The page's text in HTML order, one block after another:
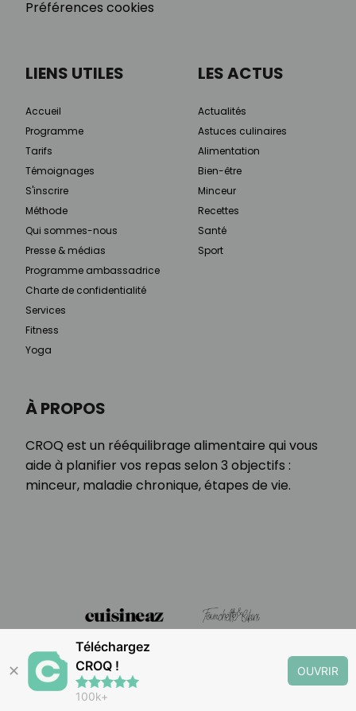
Préférences cookies
À PROPOS
CROQ est un rééquilibrage alimentaire qui vous
aide à planifier vos repas selon 3 objectifs :
minceur, maladie chronique, étapes de vie.
LIENS UTILES
Accueil
Programme
Tarifs
Témoignages
S'inscrire
Méthode
Qui sommes-nous
Presse & médias
Programme ambassadrice
Charte de confidentialité
Services
Fitness
Yoga
LES ACTUS
Actualités
Astuces culinaires
Alimentation
Bien-être
Minceur
Recettes
Santé
Sport
✕
Téléchargez
CROQ !
100k+
OUVRIR